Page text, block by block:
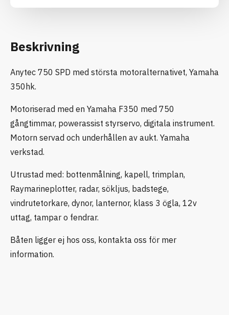
Beskrivning
Anytec 750 SPD med största motoralternativet, Yamaha
350hk.
Motoriserad med en Yamaha F350 med 750
gångtimmar, powerassist styrservo, digitala instrument.
Motorn servad och underhållen av aukt. Yamaha
verkstad.
Utrustad med: bottenmålning, kapell, trimplan,
Raymarineplotter, radar, sökljus, badstege,
vindrutetorkare, dynor, lanternor, klass 3 ögla, 12v
uttag, tampar o fendrar.
Båten ligger ej hos oss, kontakta oss för mer
information.